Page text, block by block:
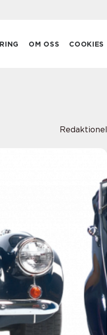
OM OSS COOKIES
Redaktionel